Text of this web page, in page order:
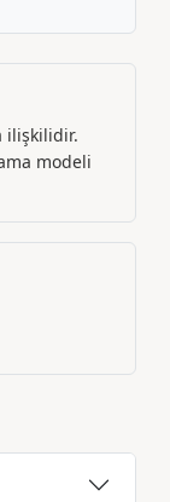
ilişkilidir.
modeli